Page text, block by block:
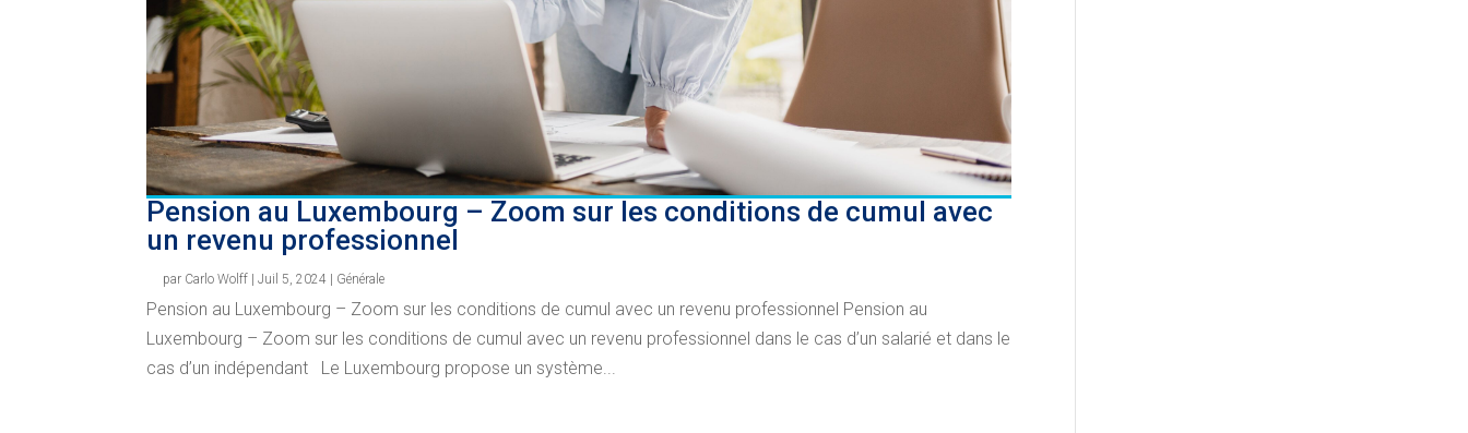
Pension au Luxembourg – Zoom sur les conditions de cumul avec
un revenu professionnel
par Carlo Wolff |Juil 5, 2024 Générale
Pension au Luxembourg – Zoom sur les conditions de cumul avec un revenu professionnel Pension au
Luxembourg – Zoom sur les conditions de cumul avec un revenu professionnel dans le cas d’un salarié et dans le
cas d’un indépendant Le Luxembourg propose un système...